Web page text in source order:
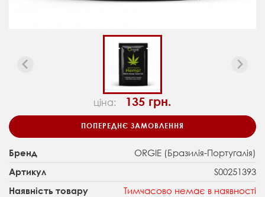
ціна: 135 грн.
ПОПЕРЕДНЄ ЗАМОВЛЕННЯ
Бренд ORGIE (Бразилія-Португалія)
Артикул S00251393
Наявність товару Тимчасово немає в наявності